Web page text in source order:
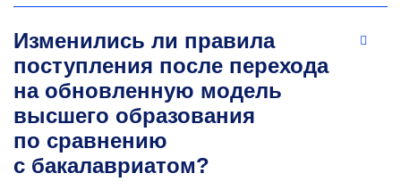
являются процессы, аппараты и технологии
обогащения руд цветных металлов,
обезвоживания продуктов обогащения
минерального сырья, стандартизации и
сертификации, методы исследования,
термодинамического моделирования. Имеет
большой опыт исследовательской и учебно-
методической работы, а также опыт подготовки
Изменились ли правила
поступления после перехода
на обновленную модель
высшего образования
по сравнению
с бакалавриатом?